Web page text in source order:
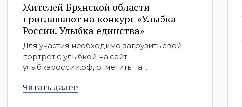
Жителей Брянской области
приглашают на конкурс «Улыбка
России. Улыбка единства»
Для участия необходимо загрузить свой
портрет с улыбкой на сайт
улыбкароссии.рф, отметить на ...
Читать далее